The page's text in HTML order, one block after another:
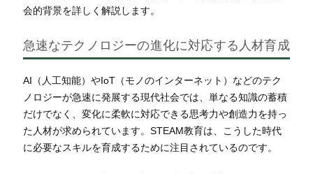
会的背景を詳しく解説します。
急速なテクノロジーの進化に対応する人材育成
AI（人工知能）やIoT（モノのインターネット）などのテク
ノロジーが急速に発展する現代社会では、単なる知識の蓄積
だけでなく、変化に柔軟に対応できる思考力や創造力を持っ
た人材が求められています。STEAM教育は、こうした時代
に必要なスキルを育成するために注目されているのです。